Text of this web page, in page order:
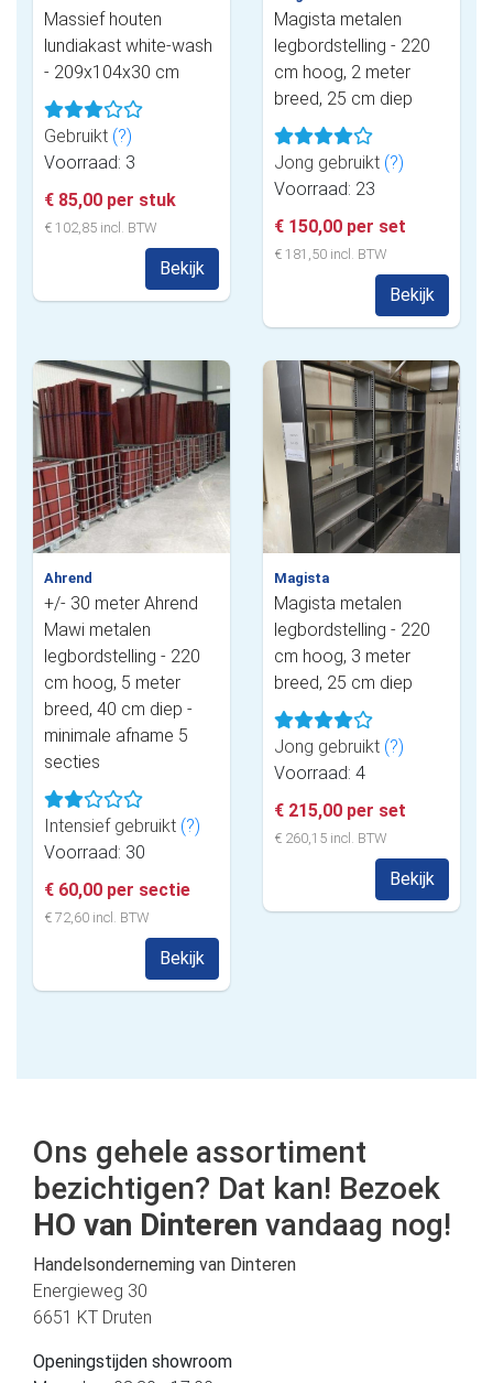
Massief houten
lundiakast white-wash
- 209x104x30 cm
Gebruikt (?)
Voorraad: 3
€ 85,00 per stuk
€ 102,85 incl. BTW
Bekijk
Magista metalen
legbordstelling - 220
cm hoog, 2 meter
breed, 25 cm diep
Jong gebruikt (?)
Voorraad: 23
€ 150,00 per set
€ 181,50 incl. BTW
Bekijk
Ahrend
+/- 30 meter Ahrend
Mawi metalen
legbordstelling - 220
cm hoog, 5 meter
breed, 40 cm diep -
minimale afname 5
secties
Intensief gebruikt (?)
Voorraad: 30
€ 60,00 per sectie
€ 72,60 incl. BTW
Bekijk
Magista
Magista metalen
legbordstelling - 220
cm hoog, 3 meter
breed, 25 cm diep
Jong gebruikt (?)
Voorraad: 4
€ 215,00 per set
€ 260,15 incl. BTW
Bekijk
Ons gehele assortiment
bezichtigen? Dat kan! Bezoek
HO van Dinteren vandaag nog!
Handelsonderneming van Dinteren
Energieweg 30
6651 KT Druten
Openingstijden showroom